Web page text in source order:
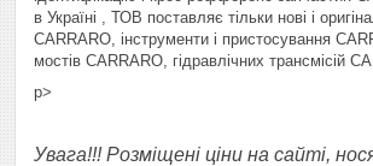
в Україні , ТОВ поставляє тільки нові і
CARRARO, інструменти і пристосування
мостів CARRARO, гідравлічних трансмісій
p>
Увага!!! Розміщені ціни на сайті,